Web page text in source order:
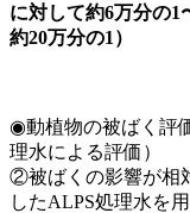
に対して約6万分の1
約20万分の1）
◉動植物の被ばく評
理水による評価）
②被ばくの影響が相
したALPS処理水を